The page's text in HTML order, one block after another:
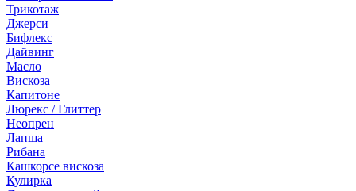
Трикотаж
Джерси
Бифлекс
Дайвинг
Масло
Вискоза
Капитоне
Люрекс / Глиттер
Неопрен
Лапша
Рибана
Кашкорсе вискоза
Кулирка